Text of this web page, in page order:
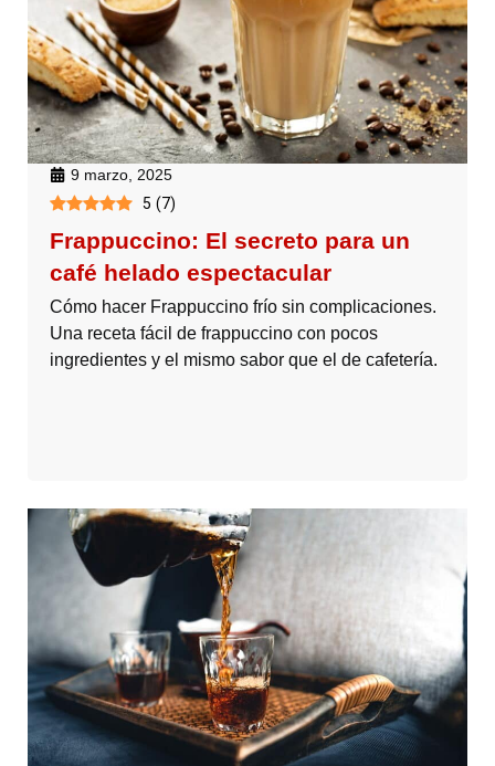
9 marzo, 2025
5 (7)
Frappuccino: El secreto para un
café helado espectacular
Cómo hacer Frappuccino frío sin complicaciones.
Una receta fácil de frappuccino con pocos
ingredientes y el mismo sabor que el de cafetería.